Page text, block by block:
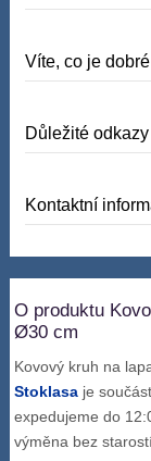
Víte, co je
Důležité odkazy
Kontaktní
O produktu
Ø30 cm
Kovový kruh na
Stoklasa je
expedujeme do
výměna bez